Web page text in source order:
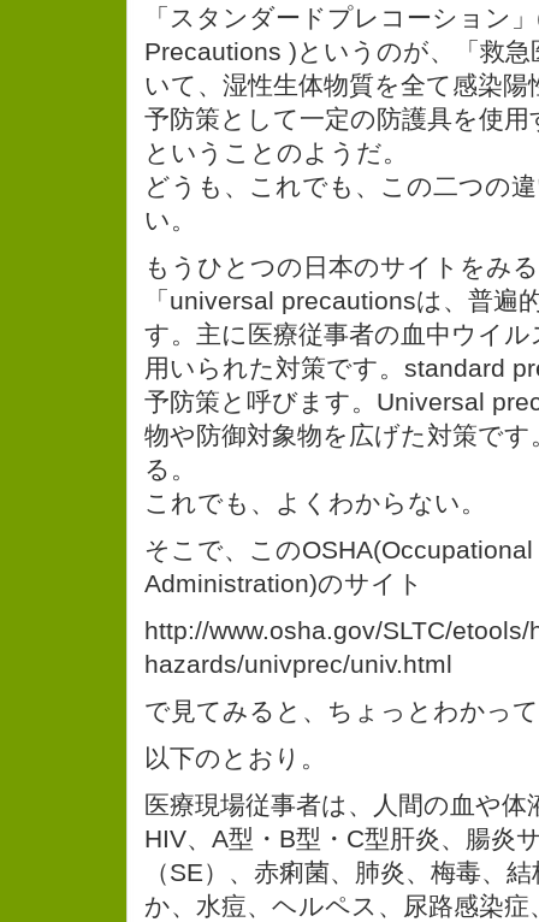
「スタンダードプレコーション
Precautions )というのが、「救
いて、湿性生体物質を全て感染
予防策として一定の防護具を使
ということのようだ。
どうも、これでも、この二つの
い。
もうひとつの日本のサイトをみ
「universal precautionsは、普遍
す。主に医療従事者の血中ウイ
用いられた対策です。standard
予防策と呼びます。Universal
物や防御対象物を広げた対策で
る。
これでも、よくわからない。
そこで、この
Administration)のサイト
http://www.osha.gov/SLTC/etools/
hazards/univprec/univ.html
で見てみると、ちょっとわかっ
以下のとおり。
医療現場従事者は、人間の血や
HIV、A型・B型・C型肝炎、腸炎
（SE）、赤痢菌、肺炎、梅毒、
か、水痘、ヘルペス、尿路感染